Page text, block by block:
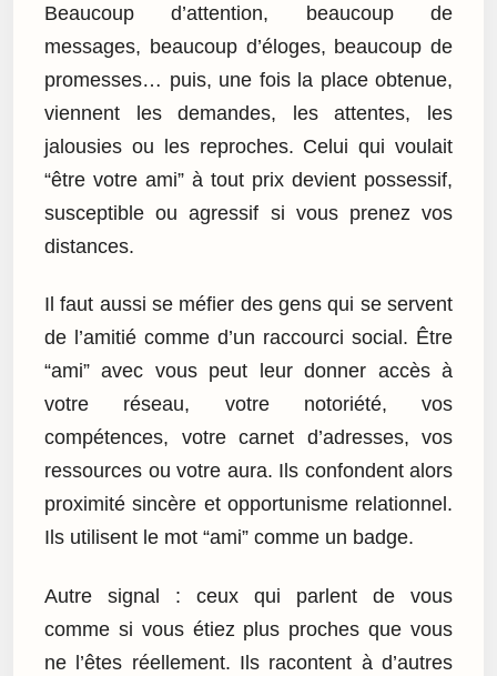
Beaucoup d’attention, beaucoup de
messages, beaucoup d’éloges, beaucoup de
promesses… puis, une fois la place obtenue,
viennent les demandes, les attentes, les
jalousies ou les reproches. Celui qui voulait
“être votre ami” à tout prix devient possessif,
susceptible ou agressif si vous prenez vos
distances.
Il faut aussi se méfier des gens qui se servent
de l’amitié comme d’un raccourci social. Être
“ami” avec vous peut leur donner accès à
votre réseau, votre notoriété, vos
compétences, votre carnet d’adresses, vos
ressources ou votre aura. Ils confondent alors
proximité sincère et opportunisme relationnel.
Ils utilisent le mot “ami” comme un badge.
Autre signal : ceux qui parlent de vous
comme si vous étiez plus proches que vous
ne l’êtes réellement. Ils racontent à d’autres